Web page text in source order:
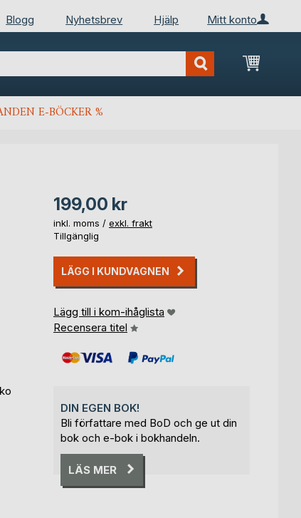
Mitt konto
Blogg Nyhetsbrev Hjälp
Min
E-BÖCKER %
199,00 kr
inkl. moms / exkl. frakt
Tillgänglig
LÄGG I KUNDVAGNEN
Lägg till i kom-ihåglista
Recensera titel
DIN EGEN BOK!
Bli författare med BoD och ge ut din
bok och e-bok i bokhandeln.
LÄS MER